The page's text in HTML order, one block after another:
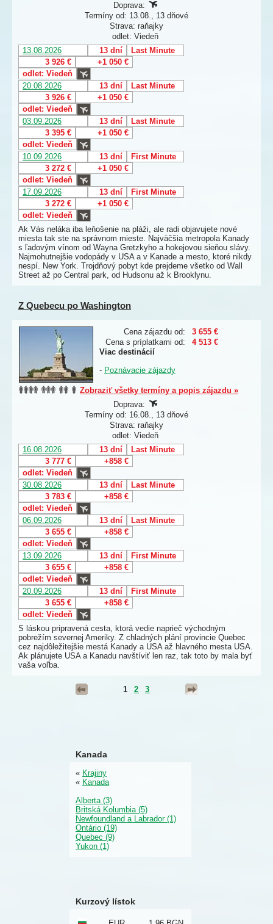
Doprava:
Termíny od: 13.08., 13 dňové
Strava: raňajky
odlet: Viedeň
13.08.2026
13 dní
Last Minute
3 926 €
+1 050 €
odlet: Viedeň
20.08.2026
13 dní
Last Minute
3 926 €
+1 050 €
odlet: Viedeň
03.09.2026
13 dní
Last Minute
3 395 €
+1 050 €
odlet: Viedeň
10.09.2026
13 dní
First Minute
3 272 €
+1 050 €
odlet: Viedeň
17.09.2026
13 dní
First Minute
3 272 €
+1 050 €
odlet: Viedeň
Ak Vás neláka iba leňošenie na pláži, ale radi objavujete nové
miesta tak ste na správnom mieste. Najväčšia metropola Kanady
s ľadovým vínom od Wayna Gretzkyho a hokejovou sieňou slávy.
Najmohutnejšie vodopády v USA a v Kanade a mesto, ktoré nikdy
nespí. New York. Trojdňový pobyt kde prejdeme všetko od Wall
Street až po Central park, od Hudsonu až k Brooklynu.
Z Quebecu po Washington
Cena zájazdu od:
3 655 €
Cena s príplatkami od:
4 513 €
Viac destinácií
- Poznávacie zájazdy
Zobraziť všetky termíny a popis zájazdu »
Doprava:
Termíny od: 16.08., 13 dňové
Strava: raňajky
odlet: Viedeň
16.08.2026
13 dní
Last Minute
3 777 €
+858 €
odlet: Viedeň
30.08.2026
13 dní
Last Minute
3 783 €
+858 €
odlet: Viedeň
06.09.2026
13 dní
Last Minute
3 655 €
+858 €
odlet: Viedeň
13.09.2026
13 dní
First Minute
3 655 €
+858 €
odlet: Viedeň
20.09.2026
13 dní
First Minute
3 655 €
+858 €
odlet: Viedeň
S láskou pripravená cesta, ktorá vedie naprieč východným
pobrežím severnej Ameriky. Z chladných plání provincie Quebec
cez najdôležitejšie mestá Kanady a USA až hlavného mesta USA.
Ak plánujete USA a Kanadu navštíviť len raz, tak toto by mala byť
vaša voľba.
1 2 3
Kanada
« Krajiny
« Kanada
Alberta (3)
Britská Kolumbia (5)
Newfoundland a Labrador (1)
Ontário (19)
Quebec (9)
Yukon (1)
Kurzový lístok